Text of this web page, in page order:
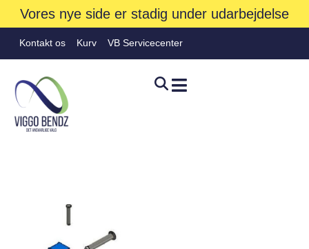
Vores nye side er stadig under udarbejdelse
Kontakt os Kurv VB Servicecenter